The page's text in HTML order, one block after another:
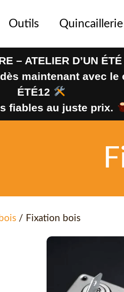
Outils Quincaillerie
– ATELIER D’UN ÉTÉ
maintenant avec le
ÉTÉ12
fiables au juste prix.
/ Fixation bois